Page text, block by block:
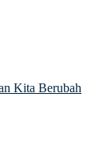
Kita Berubah